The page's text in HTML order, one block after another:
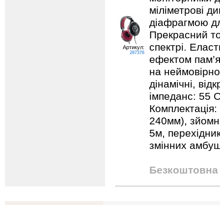
Артикул:
287376
міліметрові
діафрагмою
Прекрасний
спектрі.
ефектом
на
дінамічні,
імпеданс: 55
240мм),
5м,
змінних
Безкоштовна